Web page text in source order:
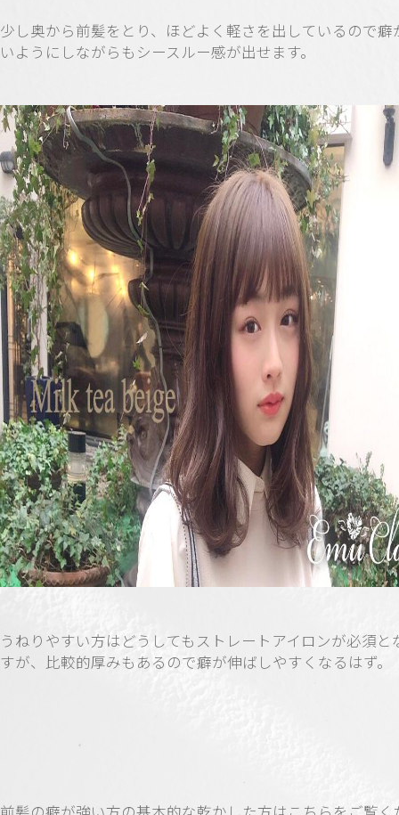
少し奥から前髪をとり、ほどよく軽さを出しているので癖
いようにしながらもシースルー感が出せます。
うねりやすい方はどうしてもストレートアイロンが必須と
すが、比較的厚みもあるので癖が伸ばしやすくなるはず。